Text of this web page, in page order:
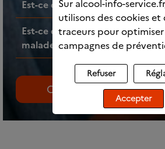
Est-ce que l’alcool fait grossir ?
Est-ce que faire des mélanges
malade ?
Consultez toutes les
Sur alcool-info-
utilisons des cookies et
traceurs pour
campagnes de
Refuser
Accepter